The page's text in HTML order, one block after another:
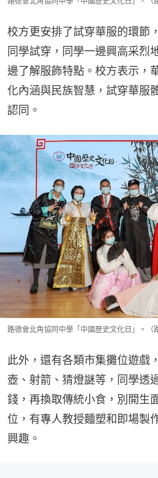
校方更安排了試穿華服的環節
同學試穿，同學一邊興高采烈
邊了解服飾特點。校方表示，
化內涵與民族智慧，試穿華服
認同。
路德會北角協同中學「中國歷史文化日」。（
此外，還有各類市集攤位遊戲
壺、射箭、猜燈謎等，同學透
錢，再換取傳統小食，別開生
位，有專人教授麵塑和即場製
興趣。